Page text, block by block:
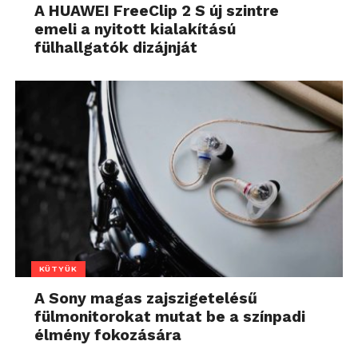
A HUAWEI FreeClip 2 S új szintre
emeli a nyitott kialakítású
fülhallgatók dizájnját
KÜTYÜK
A Sony magas zajszigetelésű
fülmonitorokat mutat be a színpadi
élmény fokozására